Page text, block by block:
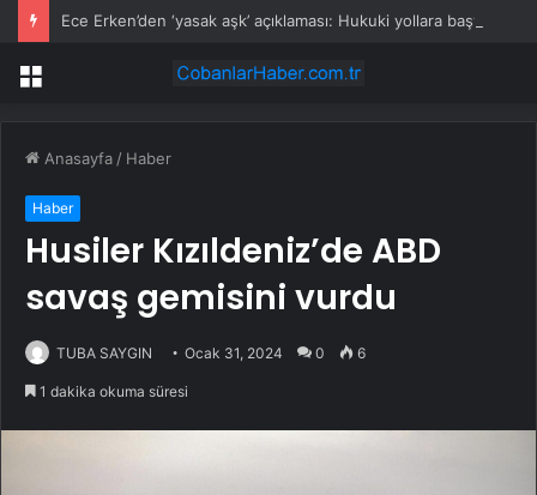
Menü
Anasayfa / Haber
Haber
Husiler Kızıldeniz’de ABD
savaş gemisini vurdu
TUBA SAYGIN Ocak 31, 2024 0 6
1 dakika okuma süresi